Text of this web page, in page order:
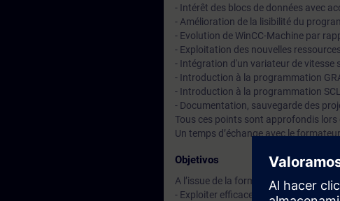
- Intérêt des blocs de données avec
- Amélioration de la lisibilité du
- Evolution de WinCC-Machine par
- Exploitation des nouvelles
- Intégration d'un variateur de vitesse
- Introduction à la programmation
- Introduction à la programmation SCL
- Documentation, sauvegarde des
Tous ces points sont approfondis lors
Un temps d’échange avec le
Objetivos
A l’issue de la formation, le stagiaire
- Exploiter efficacement la plateforme